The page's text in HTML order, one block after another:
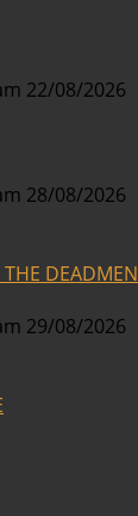
22/08/2026
28/08/2026
THE DEADMEN
29/08/2026